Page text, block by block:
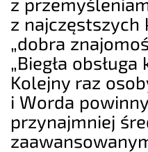
z najczęstszych
„dobra
„Biegła obsługa
Kolejny raz
i Worda
przynajmniej